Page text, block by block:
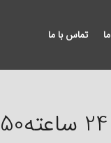
تماس با ما